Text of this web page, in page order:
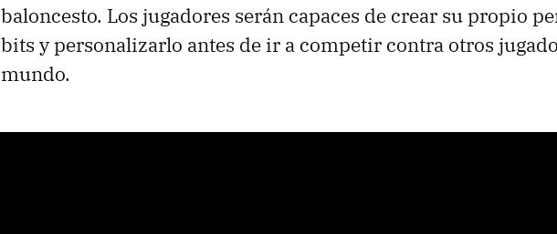
baloncesto. Los jugadores serán capaces de crear su propio
bits y personalizarlo antes de ir a competir contra otros
mundo.